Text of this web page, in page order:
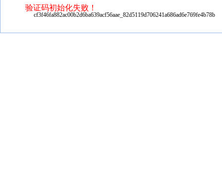
验证码初始化失败！
cf3f46fa882ac00b2d6ba639acf56aae_82d5119d706241a686ad6e769fe4b78b